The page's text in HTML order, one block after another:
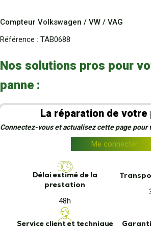
Compteur Volkswagen / VW / VAG
Référence : TAB0688
Nos solutions pros pour
panne :
La réparation de votre
Connectez-vous et actualisez cette page pour
Me connecter
Délai estimé de la
prestation
48h
Service client et technique